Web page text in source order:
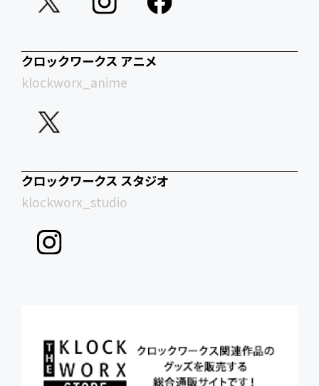
クロックワークス アニメ
klockworx_anime
クロックワークス スタジオ
klockworx_studio